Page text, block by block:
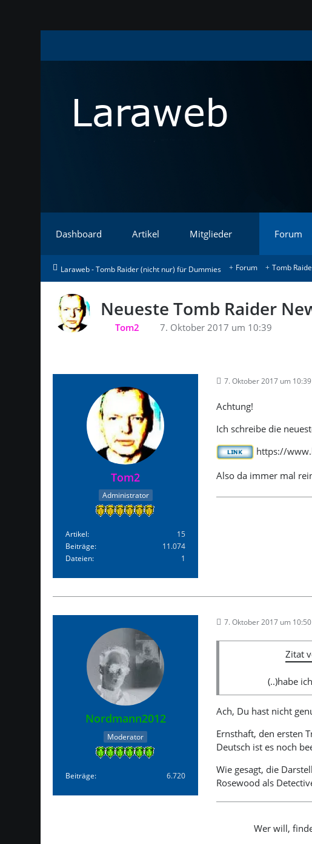
Dashboard Artikel Mitglieder Forum
Laraweb - Tomb Raider (nicht nur) für Dummies Forum Tomb
Neueste Tomb Raider
Tom2 7. Oktober 2017 um 10:39
Tom2
Administrator
Artikel
15
Beiträge
11.074
Dateien
1
7. Oktober 2017 um 10:39
Achtung!
Ich schreibe die
https://
Also da immer mal
Nordmann2012
Moderator
Beiträge 6.720
7. Oktober 2017 um 10:50
Zitat
(..)habe
Ach, Du hast nicht
Ernsthaft, den ersten
Deutsch ist es noch
Wie gesagt, die
Rosewood als
Wer will,